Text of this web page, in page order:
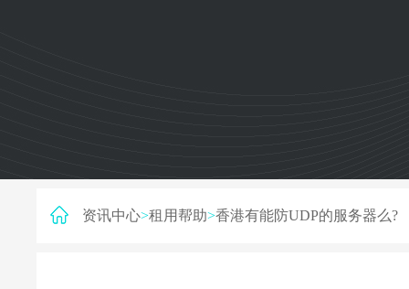
资讯中心>租用帮助>香港有能防UDP的服务器么?